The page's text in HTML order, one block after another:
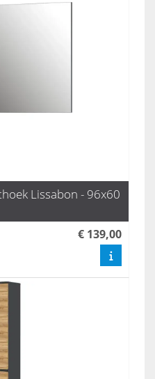
Lissabon - 96x60
€ 139,00